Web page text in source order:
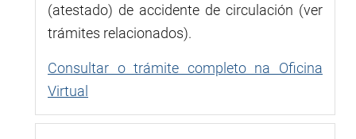
(atestado) de accidente de circulación (ver
trámites relacionados).
Consultar o trámite completo na Oficina
Virtual